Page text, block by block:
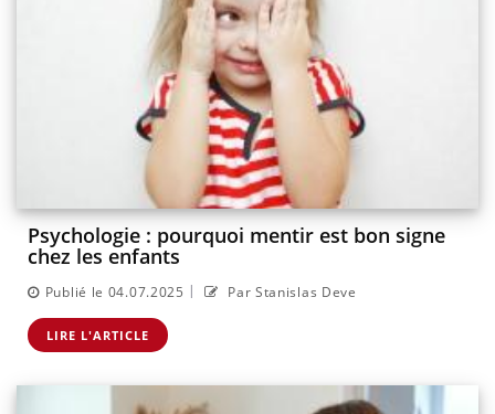
Psychologie : pourquoi mentir est bon signe
chez les enfants
Publié le 04.07.2025 | Par Stanislas Deve
LIRE L'ARTICLE